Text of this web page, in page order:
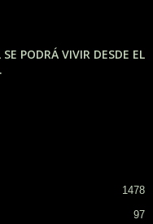
SE PODRÁ VIVIR DESDE EL
1478
97